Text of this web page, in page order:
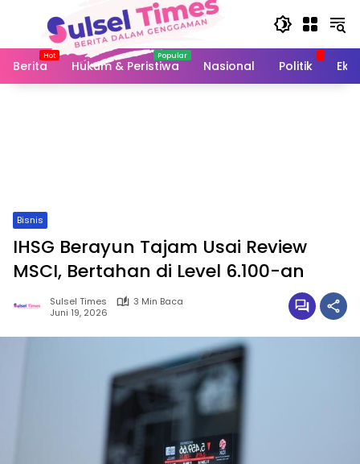
Berita
Hukum & Peristiwa Nasional Politik
Bisnis
IHSG Berayun Tajam Usai Review
MSCI, Bertahan di Level 6.100-an
Sulsel Times
3 Min Baca
Juni 19, 2026